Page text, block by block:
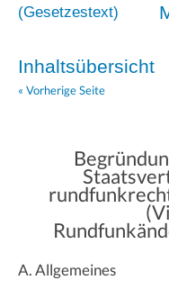
(Gesetzestext)
Inhaltsübersicht
« Vorherige Seite
A. Allgemeines